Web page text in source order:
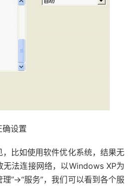
设置
比如使用软件优化系统，结果无
无法连接网络，以Windows XP为
”→“服务”，我们可以看到各个服